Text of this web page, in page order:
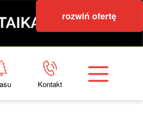
rozwiń ofertę
Kontakt